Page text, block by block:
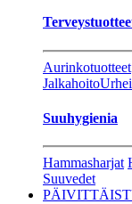
Aurinkotuotteet
Jalkahoito
Suuhygienia
Hammasharjat
Suuvedet